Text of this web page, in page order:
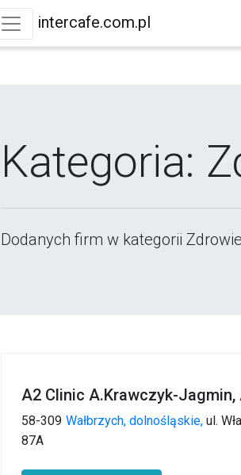
intercafe.com.pl
Kategoria:
Dodanych firm w kategorii
A2 Clinic A.Krawczyk-
58-309 Wałbrzych, dolnośląskie, ul.
87A